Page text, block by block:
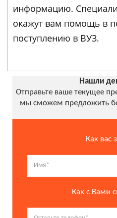
информацию.
окажут вам помощь в
поступлению в ВУЗ.
Нашли
Отправьте ваше текущее
мы сможем предложить
Как вас
Как с Вами